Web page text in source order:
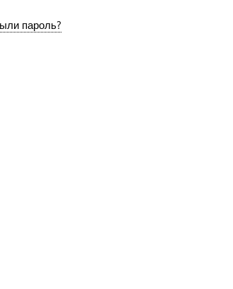
пароль?